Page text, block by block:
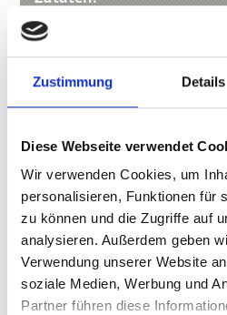
Zustimmung Details
Diese Webseite verwendet
Wir verwenden Cookies, um
personalisieren, Funktionen für
zu können und die Zugriffe auf
analysieren. Außerdem geben
Verwendung unserer Website
soziale Medien, Werbung und
Partner führen diese
(für 4 Personen)
Gemüsebrühe
30 g Butterschmalz
beliebige Küchenkräuter)
1500 g Wasser
Salz
Brotsuppe
50 g Zwiebel
50 g Butterschmalz
2 große und harte
Petersilie fein geschnitten,